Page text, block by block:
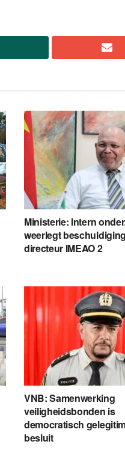
Ministerie: Intern
weerlegt
directeur IMEAO 2
VNB: Samenwerking
veiligheidsbonden is
democratisch
besluit